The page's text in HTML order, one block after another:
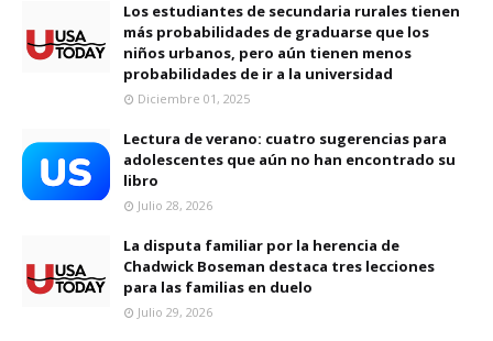
Los estudiantes de secundaria rurales tienen
más probabilidades de graduarse que los
niños urbanos, pero aún tienen menos
probabilidades de ir a la universidad
Diciembre 01, 2025
Lectura de verano: cuatro sugerencias para
adolescentes que aún no han encontrado su
libro
Julio 28, 2026
La disputa familiar por la herencia de
Chadwick Boseman destaca tres lecciones
para las familias en duelo
Julio 29, 2026